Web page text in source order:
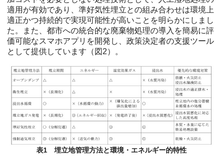
適用が有効であり、準好気性埋立との組み合わせは環境上
適正かつ持続的で実現可能性が高いことを明らかにしまし
た。また、都市への統合的な廃棄物処理の導入を簡易に評
価可能なスマホアプリを開発し、政策決定者の支援ツール
として提供しています（図2）。
表1 埋立地管理方法と環境・エネルギー的特性